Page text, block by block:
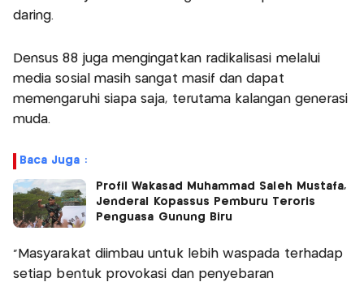
daring.
Densus 88 juga mengingatkan radikalisasi melalui
media sosial masih sangat masif dan dapat
memengaruhi siapa saja, terutama kalangan generasi
muda.
Baca Juga :
Profil Wakasad Muhammad Saleh Mustafa,
Jenderal Kopassus Pemburu Teroris
Penguasa Gunung Biru
“Masyarakat diimbau untuk lebih waspada terhadap
setiap bentuk provokasi dan penyebaran